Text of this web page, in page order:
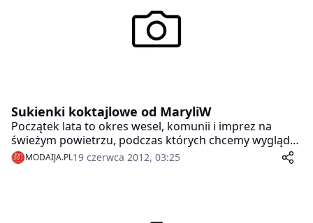
Sukienki koktajlowe od MaryliW
Początek lata to okres wesel, komunii i imprez na
świeżym powietrzu, podczas których chcemy wyglądać
elegancko, ale zaraz modnie i kobieco. Jeżeli nie wiemy,
co założyć, idealnym rozwiązaniem będzie sukienka
MODAIJA.PL19 czerwca 2012, 03:25